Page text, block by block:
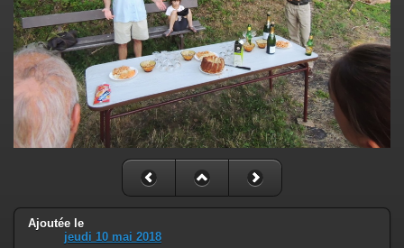
Ajoutée le
jeudi 10 mai 2018